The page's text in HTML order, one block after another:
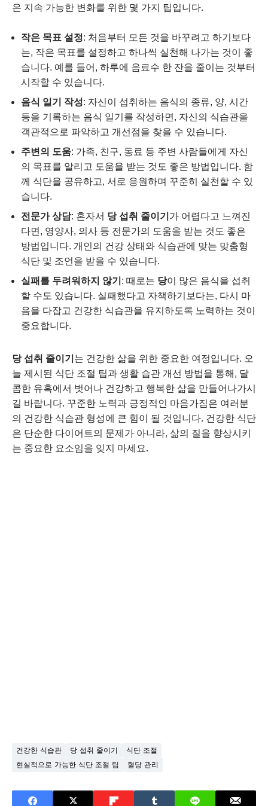
은 지속 가능한 변화를 위한 몇 가지 팁입니다.
작은 목표 설정: 처음부터 모든 것을 바꾸려고 하기보다
는, 작은 목표를 설정하고 하나씩 실천해 나가는 것이 좋
습니다. 예를 들어, 하루에 음료수 한 잔을 줄이는 것부터
시작할 수 있습니다.
음식 일기 작성: 자신이 섭취하는 음식의 종류, 양, 시간
등을 기록하는 음식 일기를 작성하면, 자신의 식습관을
객관적으로 파악하고 개선점을 찾을 수 있습니다.
주변의 도움: 가족, 친구, 동료 등 주변 사람들에게 자신
의 목표를 알리고 도움을 받는 것도 좋은 방법입니다. 함
께 식단을 공유하고, 서로 응원하며 꾸준히 실천할 수 있
습니다.
전문가 상담: 혼자서 당 섭취 줄이기 가 어렵다고 느껴진
다면, 영양사, 의사 등 전문가의 도움을 받는 것도 좋은
방법입니다. 개인의 건강 상태와 식습관에 맞는 맞춤형
식단 및 조언을 받을 수 있습니다.
실패를 두려워하지 않기 : 때로는 당이 많은 음식을 섭취
할 수도 있습니다. 실패했다고 자책하기보다는, 다시 마
음을 다잡고 건강한 식습관을 유지하도록 노력하는 것이
중요합니다.
당 섭취 줄이기는 건강한 삶을 위한 중요한 여정입니다. 오
늘 제시된 식단 조절 팁과 생활 습관 개선 방법을 통해, 달
콤한 유혹에서 벗어나 건강하고 행복한 삶을 만들어나가시
길 바랍니다. 꾸준한 노력과 긍정적인 마음가짐은 여러분
의 건강한 식습관 형성에 큰 힘이 될 것입니다. 건강한 식단
은 단순한 다이어트의 문제가 아니라, 삶의 질을 향상시키
는 중요한 요소임을 잊지 마세요.
건강한 식습관 당 섭취 줄이기
식단 조절
현실적으로 가능한 식단 조절 팁
혈당 관리